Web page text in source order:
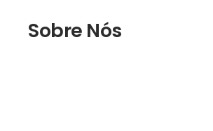
Sobre Nós